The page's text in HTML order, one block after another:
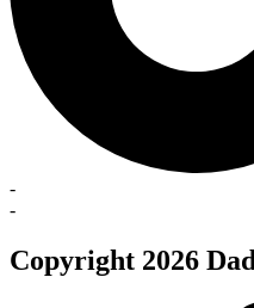
-
-
Copyright 2026